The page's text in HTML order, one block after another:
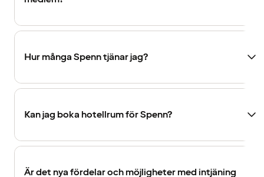
Hur många Spenn tjänar jag?
Kan jag boka hotellrum för Spenn?
Är det nya fördelar och möjligheter med intjäning